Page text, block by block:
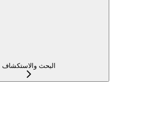
البحث والاستكشاف